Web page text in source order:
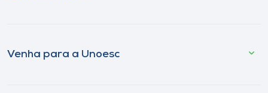
Venha para a Unoesc